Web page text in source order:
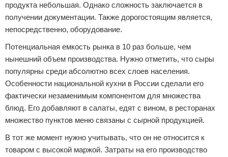
продукта небольшая. Однако сложность заключается в
получении документации. Также дорогостоящим является,
непосредственно, оборудование.
Потенциальная емкость рынка в 10 раз больше, чем
нынешний объем производства. Нужно отметить, что сыры
популярны среди абсолютно всех слоев населения.
Особенности национальной кухни в России сделали его
фактически незаменимым компонентом для множества
блюд. Его добавляют в салаты, едят с вином, в ресторанах
множество пунктов меню связаны с сырной продукцией.
В тот же момент нужно учитывать, что он не относится к
товаром с высокой маржой. Затраты на его производство